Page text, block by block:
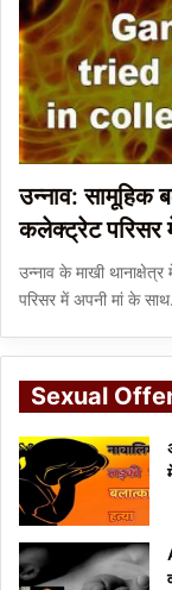
उन्नाव: सामूहिक
कलेक्ट्रेट परिसर
उन्नाव के माखी
परिसर में अपनी मां के
Sexual